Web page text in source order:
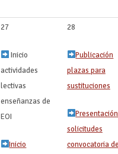
27
Inicio
actividades
lectivas
enseñanzas de
EOI
Inicio
28
Publicación
plazas para
sustituciones
Presentación
solicitudes
convocatoria